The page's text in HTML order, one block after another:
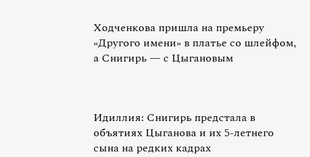
Ходченкова пришла на премьеру
«Другого имени» в платье со шлейфом,
а Снигирь — с Цыгановым
Идиллия: Снигирь предстала в
объятиях Цыганова и их 5-летнего
сына на редких кадрах